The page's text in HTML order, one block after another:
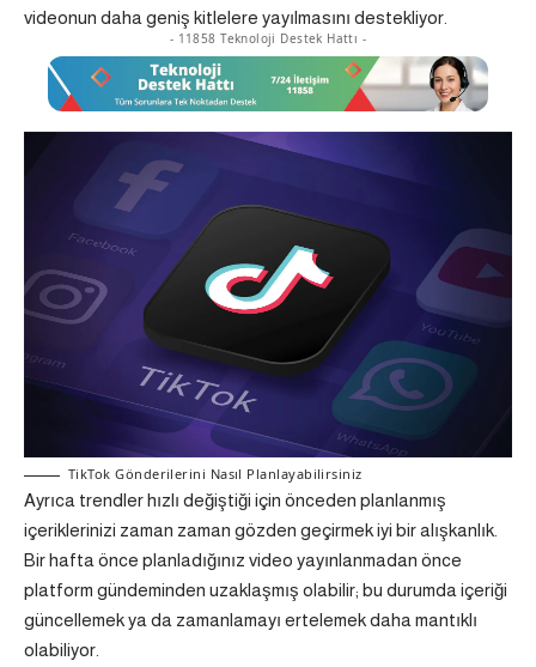
videonun daha geniş kitlelere yayılmasını destekliyor.
- 11858 Teknoloji Destek Hattı -
TikTok Gönderilerini Nasıl Planlayabilirsiniz
Ayrıca trendler hızlı değiştiği için önceden planlanmış
içeriklerinizi zaman zaman gözden geçirmek iyi bir alışkanlık.
Bir hafta önce planladığınız video yayınlanmadan önce
platform gündeminden uzaklaşmış olabilir; bu durumda içeriği
güncellemek ya da zamanlamayı ertelemek daha mantıklı
olabiliyor.